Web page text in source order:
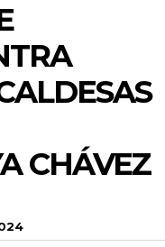
CHÁVEZ